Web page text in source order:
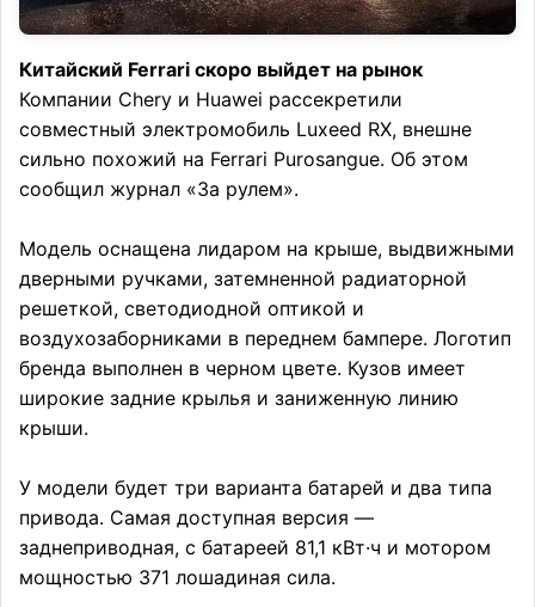
Китайский Ferrari скоро выйдет на рынок
Компании Chery и Huawei рассекретили
совместный электромобиль Luxeed RX, внешне
сильно похожий на Ferrari Purosangue. Об этом
сообщил журнал «За рулем».
Модель оснащена лидаром на крыше, выдвижными
дверными ручками, затемненной радиаторной
решеткой, светодиодной оптикой и
воздухозаборниками в переднем бампере. Логотип
бренда выполнен в черном цвете. Кузов имеет
широкие задние крылья и заниженную линию
крыши.
У модели будет три варианта батарей и два типа
привода. Самая доступная версия —
заднеприводная, с батареей 81,1 кВт·ч и мотором
мощностью 371 лошадиная сила.